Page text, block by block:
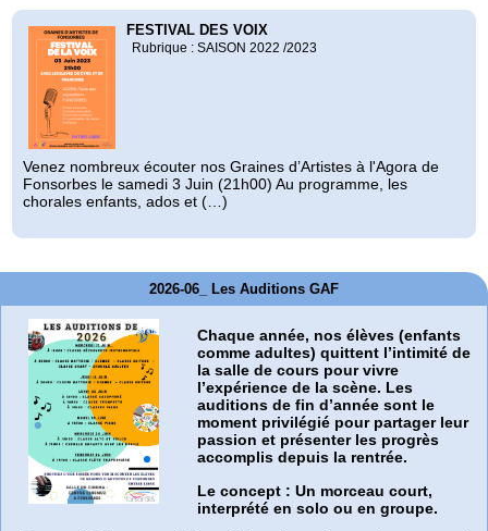
FESTIVAL DES VOIX
Rubrique : SAISON 2022 /2023
Venez nombreux écouter nos Graines d’Artistes à l'Agora de
Fonsorbes le samedi 3 Juin (21h00) Au programme, les
chorales enfants, ados et (…)
2026-06_ Les Auditions GAF
Chaque année, nos élèves (enfants
comme adultes) quittent l’intimité de
la salle de cours pour vivre
l’expérience de la scène. Les
auditions de fin d’année sont le
moment privilégié pour partager leur
passion et présenter les progrès
accomplis depuis la rentrée.
Le concept : Un morceau court,
interprété en solo ou en groupe.